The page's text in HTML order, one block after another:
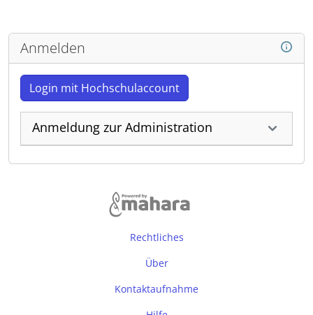
Anmelden
Login mit Hochschulaccount
Anmeldung zur Administration
Rechtliches
Über
Kontaktaufnahme